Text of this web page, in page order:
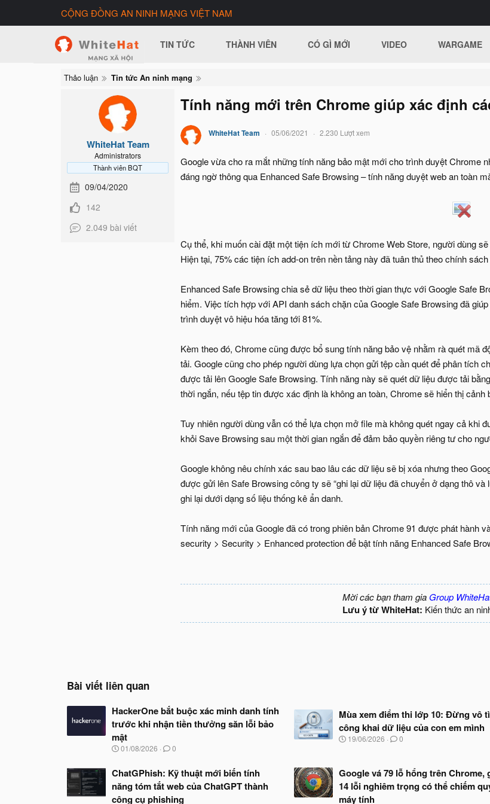
CỘNG ĐỒNG AN NINH MẠNG VIỆT NAM
TIN TỨC THÀNH VIÊN CÓ GÌ MỚI VIDEO WARGAME
Thảo luận Tin tức An ninh mạng
WhiteHat Team
Administrators
Thành viên BQT
09/04/2020
142
2.049 bài viết
Tính năng mới trên Chrome giúp xác định
WhiteHat Team 05/06/2021 2.230 Lượt xem
Google vừa cho ra mắt những tính năng bảo mật mới cho trình duyệt Chrome
đáng ngờ thông qua Enhanced Safe Browsing – tính năng duyệt web an toàn
Cụ thể, khi muốn cài đặt một tiện ích mới từ Chrome Web Store, người dùng
Hiện tại, 75% các tiện ích add-on trên nền tảng này đã tuân thủ theo chính
Enhanced Safe Browsing chia sẻ dữ liệu theo thời gian thực với Google Safe
hiểm. Việc tích hợp với API danh sách chặn của Google Safe Browsing đã
trình duyệt vô hiệu hóa tăng tới 81%.
Kèm theo đó, Chrome cũng được bổ sung tính năng bảo vệ nhằm rà quét mã
tải. Google cũng cho phép người dùng lựa chọn gửi tệp cần quét để phân tích
được tải lên Google Safe Browsing. Tính năng này sẽ quét dữ liệu được tải
thời ngắn, nếu tệp tin được xác định là không an toàn, Chrome sẽ hiển thị cảnh
Tuy nhiên người dùng vẫn có thể lựa chọn mở file mà không quét ngay cả khi
khỏi Save Browsing sau một thời gian ngắn để đảm bảo quyền riêng tư cho
Google không nêu chính xác sau bao lâu các dữ liệu sẽ bị xóa nhưng theo
được gửi lên Safe Browsing công ty sẽ “ghi lại dữ liệu đã chuyển ở dạng thô
ghi lại dưới dạng số liệu thống kê ẩn danh.
Tính năng mới của Google đã có trong phiên bản Chrome 91 được phát hành
security > Security > Enhanced protection để bật tính năng Enhanced Safe
Mời các bạn tham gia Group
Lưu ý từ WhiteHat: Kiến thức an
Bài viết liên quan
HackerOne bắt buộc xác minh danh tính
trước khi nhận tiền thưởng săn lỗi bảo
mật
N
y
b
ắ
01/08/2026 0
Mùa xem điểm thi lớp 10: Đừng vô
công khai dữ liệu của con em mình
N
b
ắ
t
19/06/2026 0
ChatGPhish: Kỹ thuật mới biến tính
năng tóm tắt web của ChatGPT thành
công cụ phishing
Google vá 79 lỗ hổng trên Chrome,
14 lỗi nghiêm trọng có thể chiếm
máy tính